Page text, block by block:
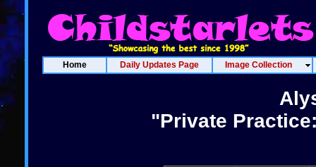
Home Daily Updates Page Image Collection
"Private